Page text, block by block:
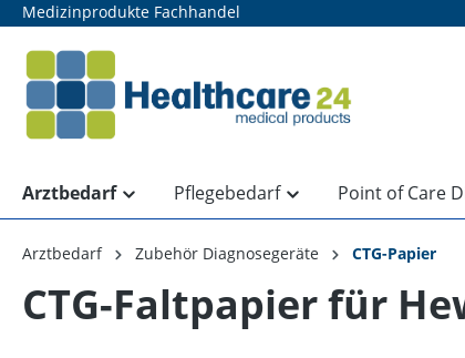
Zur Hauptnavigation springen
Medizinprodukte Fachhandel
Arztbedarf Pflegebedarf Point of Care
Arztbedarf Zubehör Diagnosegeräte CTG-Papier
CTG-Faltpapier für